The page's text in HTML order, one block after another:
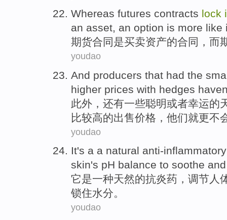
Whereas futures contracts lock
an asset, an option is more like
期货合同是买卖资产的合同，而
youdao
And producers that had the
higher prices with hedges
此外 ，还有一些聪明或者幸运的
比较高的出售价格 ，他们就更不
youdao
It's a a natural anti-inflammatory
skin's pH balance to soothe
它是一种天然的抗炎药， 调节 人
锁住水分。
youdao